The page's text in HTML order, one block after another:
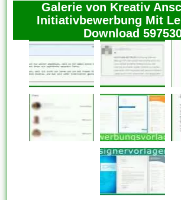
Galerie von Kreativ
Initiativbewerbung Mit
Download